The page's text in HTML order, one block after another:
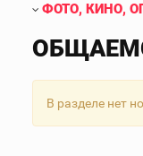
ФОТО, КИНО,
В разделе нет